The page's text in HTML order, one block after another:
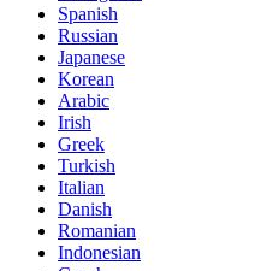
Spanish
Russian
Japanese
Korean
Arabic
Irish
Greek
Turkish
Italian
Danish
Romanian
Indonesian